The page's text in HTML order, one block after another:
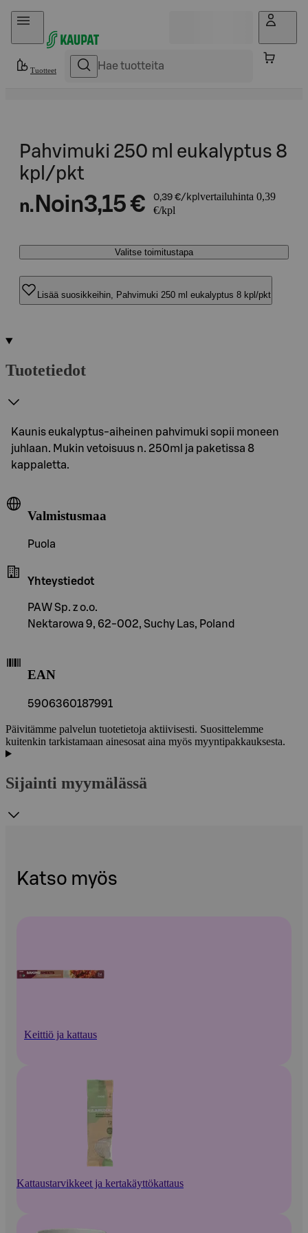
Hyppää sisältöön
Tuotteet
Pahvimuki 250 ml eukalyptus 8
kpl/pkt
n. Noin3,15 € 0,39 €/kpl vertailuhinta 0,39
€/kpl
Valitse toimitustapa
Lisää suosikkeihin, Pahvimuki 250 ml eukalyptus 8 kpl/pkt
Tuotetiedot
Kaunis eukalyptus-aiheinen pahvimuki sopii moneen
juhlaan. Mukin vetoisuus n. 250ml ja paketissa 8
kappaletta.
Valmistusmaa
Puola
Yhteystiedot
PAW Sp. z o.o.
Nektarowa 9, 62-002, Suchy Las, Poland
EAN
5906360187991
Päivitämme palvelun tuotetietoja aktiivisesti. Suosittelemme
kuitenkin tarkistamaan ainesosat aina myös myyntipakkauksesta.
Sijainti myymälässä
Katso myös
Keittiö ja kattaus
Kattaustarvikkeet ja kertakäyttökattaus